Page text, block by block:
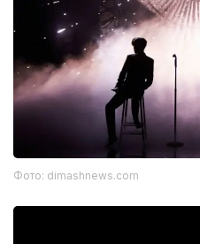
Фото: dimashnews.com